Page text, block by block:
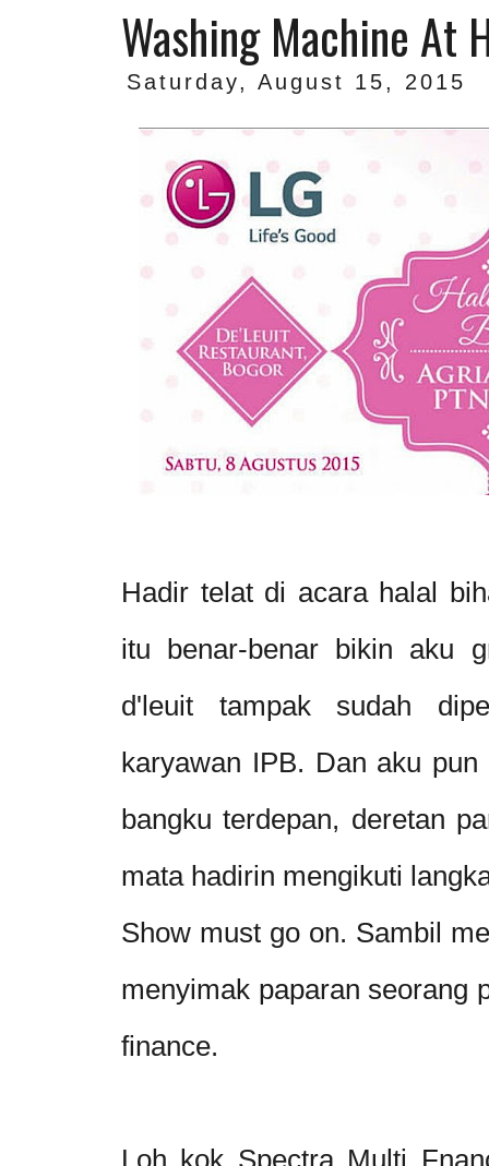
Washing Machine At
Saturday, August 15, 2015
Hadir telat di acara halal
itu benar-benar bikin aku
d'leuit tampak sudah
karyawan IPB. Dan aku
bangku terdepan, deretan
mata hadirin mengikuti
Show must go on. Sambil
menyimak paparan seorang
finance.
Loh kok Spectra Multi